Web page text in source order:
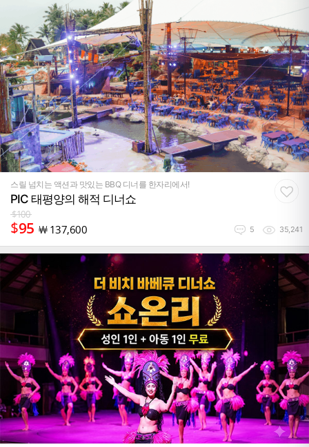
스릴 넘치는 액션과 맛있는 BBQ 디너를 한자리에서!
PIC 태평양의 해적 디너쇼
$100
$95 ￦ 137,600 5 35,241